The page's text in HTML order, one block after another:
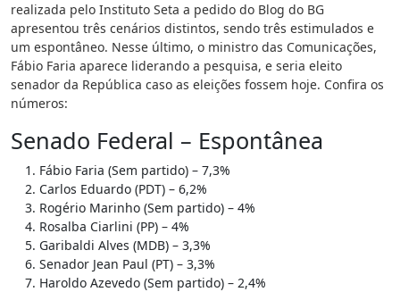
realizada pelo Instituto Seta a pedido do Blog do BG
apresentou três cenários distintos, sendo três estimulados e
um espontâneo. Nesse último, o ministro das Comunicações,
Fábio Faria aparece liderando a pesquisa, e seria eleito
senador da República caso as eleições fossem hoje. Confira os
números:
Senado Federal – Espontânea
Fábio Faria (Sem partido) – 7,3%
Carlos Eduardo (PDT) – 6,2%
Rogério Marinho (Sem partido) – 4%
Rosalba Ciarlini (PP) – 4%
Garibaldi Alves (MDB) – 3,3%
Senador Jean Paul (PT) – 3,3%
Haroldo Azevedo (Sem partido) – 2,4%